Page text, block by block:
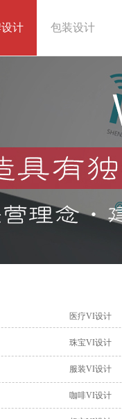
医疗VI设计
珠宝VI设计
服装VI设计
咖啡VI设计
计 包装设计